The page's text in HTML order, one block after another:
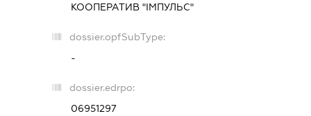
КООПЕРАТИВ "ІМПУЛЬС"
dossier.opfSubType:
-
dossier.edrpo:
06951297